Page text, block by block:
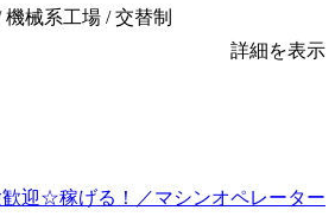
械系工場 / 交替制
詳細を表示